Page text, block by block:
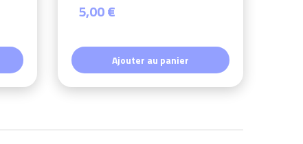
5,00 €
Ajouter au panier